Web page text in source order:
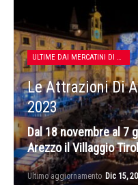
ULTIME DAI MERCATINI DI NATALE
Le Attrazioni Di
2023
Dal 18 novembre al 7
Arezzo il Villaggio
Ultimo aggiornamento Dic 15,